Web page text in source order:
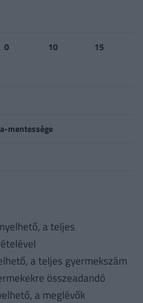
0 10 15
mentessége
a teljes
a teljes gyermekszám
összeadandó
a meglévők